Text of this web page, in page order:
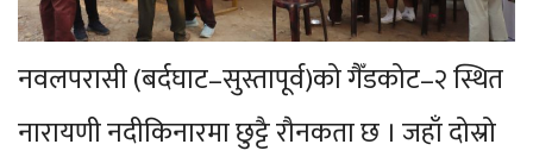
नवलपरासी (बर्दघाट–सुस्तापूर्व)को गैँडकोट–२ स्थित
नारायणी नदीकिनारमा छुट्टै रौनकता छ । जहाँ दोस्रो